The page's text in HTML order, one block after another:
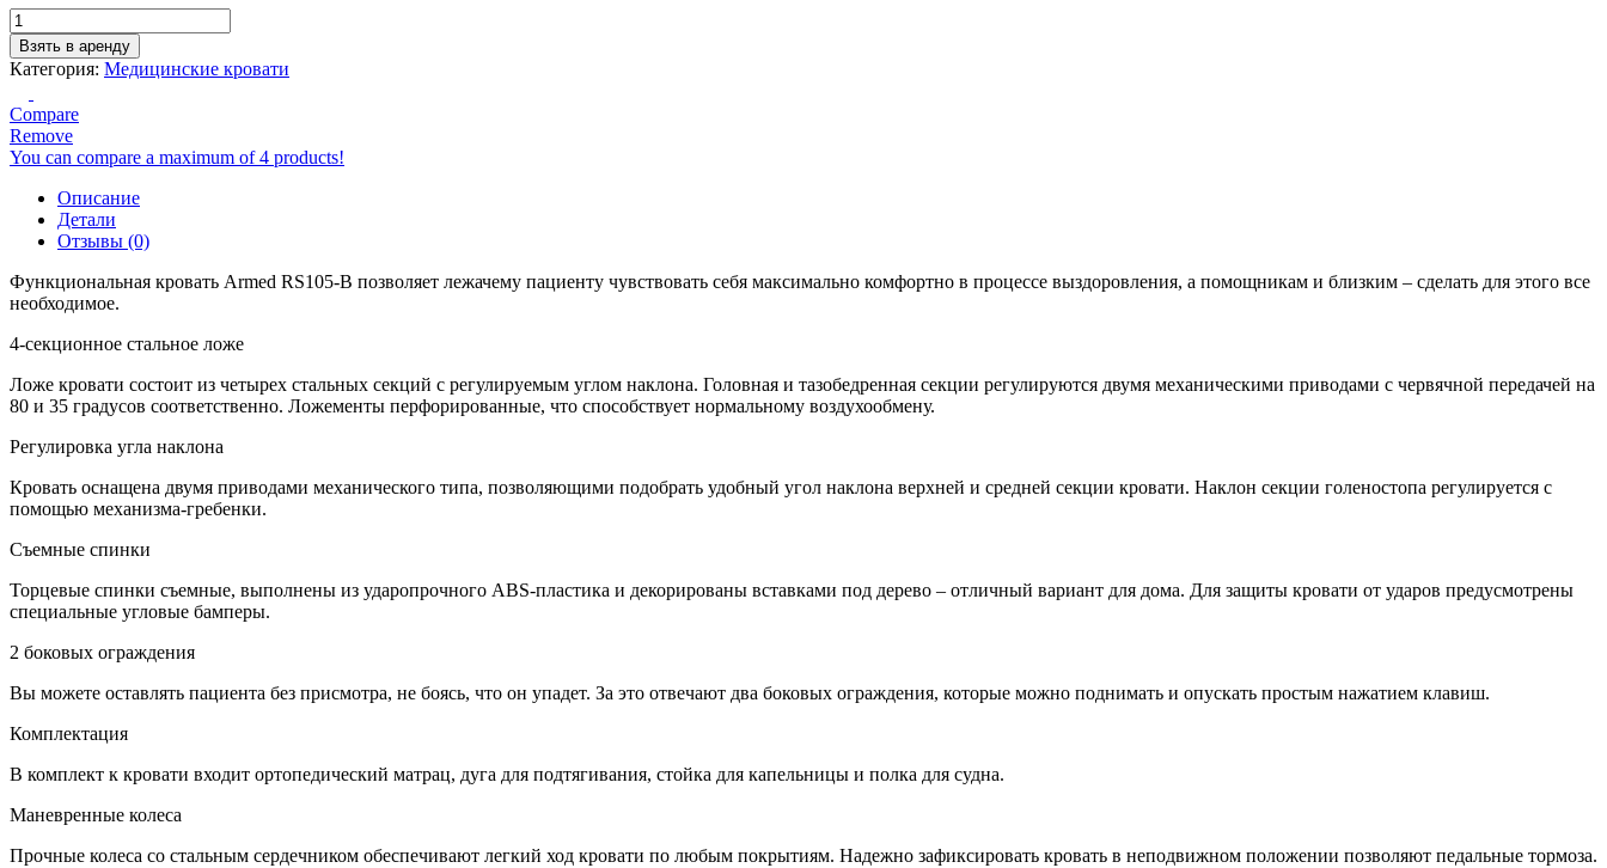
Количество
товара
Armed
RS105-
B
Механический
привод
Взять в аренду
Категория: Медицинские кровати
Compare
Remove
You can compare a maximum of 4 products!
Описание
Детали
Отзывы (0)
Функциональная кровать Armed RS105-B позволяет лежачему пациенту чувствовать себя максимально комфортно в процессе выздоровления, а помощникам и близким – сделать для этого все
необходимое.
4-секционное стальное ложе
Ложе кровати состоит из четырех стальных секций с регулируемым углом наклона. Головная и тазобедренная секции регулируются двумя механическими приводами с червячной передачей на
80 и 35 градусов соответственно. Ложементы перфорированные, что способствует нормальному воздухообмену.
Регулировка угла наклона
Кровать оснащена двумя приводами механического типа, позволяющими подобрать удобный угол наклона верхней и средней секции кровати. Наклон секции голеностопа регулируется с
помощью механизма-гребенки.
Съемные спинки
Торцевые спинки съемные, выполнены из ударопрочного ABS-пластика и декорированы вставками под дерево – отличный вариант для дома. Для защиты кровати от ударов предусмотрены
специальные угловые бамперы.
2 боковых ограждения
Вы можете оставлять пациента без присмотра, не боясь, что он упадет. За это отвечают два боковых ограждения, которые можно поднимать и опускать простым нажатием клавиш.
Комплектация
В комплект к кровати входит ортопедический матрац, дуга для подтягивания, стойка для капельницы и полка для судна.
Маневренные колеса
Прочные колеса со стальным сердечником обеспечивают легкий ход кровати по любым покрытиям. Надежно зафиксировать кровать в неподвижном положении позволяют педальные тормоза.